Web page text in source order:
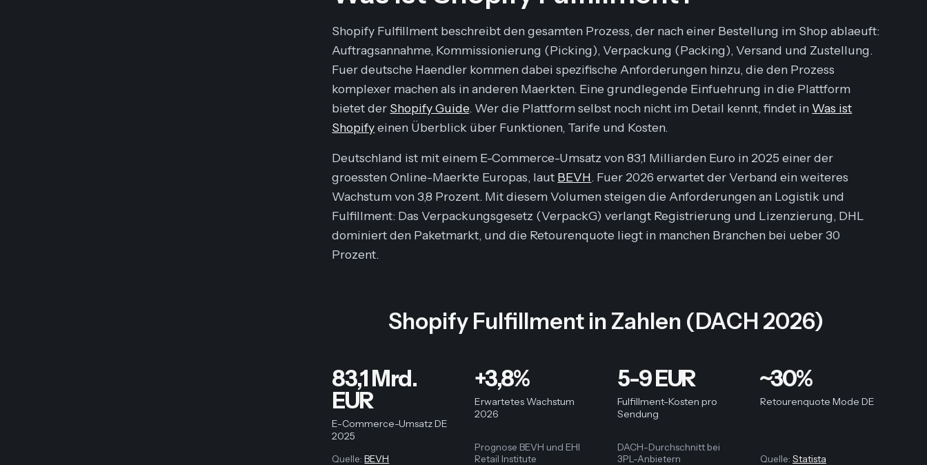
Shopify Fulfillment beschreibt den gesamten Prozess, der nach einer Bestellung im Shop ablaeuft:
Auftragsannahme, Kommissionierung (Picking), Verpackung (Packing), Versand und Zustellung.
Fuer deutsche Haendler kommen dabei spezifische Anforderungen hinzu, die den Prozess
komplexer machen als in anderen Maerkten. Eine grundlegende Einfuehrung in die Plattform
bietet der Shopify Guide. Wer die Plattform selbst noch nicht im Detail kennt, findet in Was ist
Shopifyeinen Überblick über Funktionen, Tarife und Kosten.
Deutschland ist mit einem E-Commerce-Umsatz von 83,1 Milliarden Euro in 2025 einer der
groessten Online-Maerkte Europas, laut BEVH. Fuer 2026 erwartet der Verband ein weiteres
Wachstum von 3,8 Prozent. Mit diesem Volumen steigen die Anforderungen an Logistik und
Fulfillment: Das Verpackungsgesetz (VerpackG) verlangt Registrierung und Lizenzierung, DHL
dominiert den Paketmarkt, und die Retourenquote liegt in manchen Branchen bei ueber 30
Prozent.
Shopify Fulfillment in Zahlen (DACH 2026)
83,1 Mrd.
EUR
E-Commerce-Umsatz DE
2025
Quelle:BEVH
+3,8%
Erwartetes Wachstum
2026
Prognose BEVH und EHI
Retail Institute
5-9 EUR
Fulfillment-Kosten pro
Sendung
DACH-Durchschnitt bei
3PL-Anbietern
~30%
Retourenquote Mode DE
Quelle: Statista